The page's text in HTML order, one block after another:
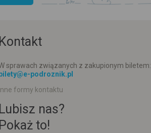
sprawach związanych z zakupionym biletem:
podroznik.pl
formy kontaktu
nas?
to!